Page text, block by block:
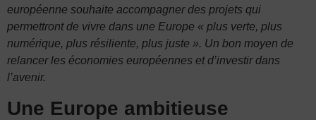
européenne souhaite accompagner des projets qui
permettront de vivre dans une Europe « plus verte, plus
numérique, plus résiliente, plus juste ». Un bon moyen de
relancer les économies européennes et d’investir dans
l’avenir.
Une Europe ambitieuse